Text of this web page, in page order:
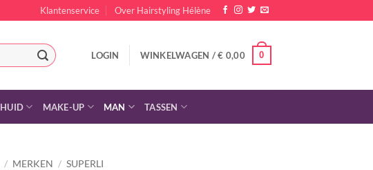
Klantenservice Over Hairstyling Hélène
LOGIN WINKELWAGEN /€ 0,00 0
HUID MAKE-UP MAN TASSEN
/ MERKEN / SUPERLI